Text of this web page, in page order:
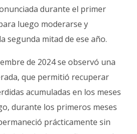
durante el primer
luego moderarse y
segunda mitad de ese año.
de 2024 se observó una
que permitió recuperar
acumuladas en los meses
durante los primeros meses
prácticamente sin